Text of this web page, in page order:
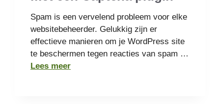
Spam is een vervelend probleem voor elke
websitebeheerder. Gelukkig zijn er
effectieve manieren om je WordPress site
te beschermen tegen reacties van spam …
Lees meer